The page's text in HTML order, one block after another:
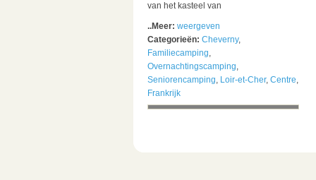
van het kasteel van
..Meer: weergeven
Categorieën: Cheverny,
Familiecamping,
Overnachtingscamping,
Seniorencamping, Loir-et-Cher, Centre,
Frankrijk